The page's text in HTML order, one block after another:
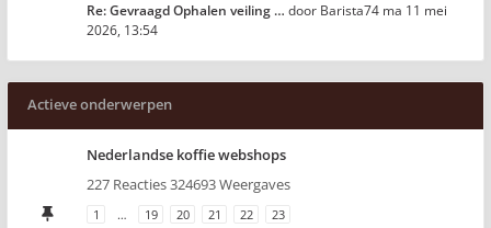
Re: Gevraagd Ophalen veiling … door Barista74 ma 11 mei
2026, 13:54
Actieve onderwerpen
Nederlandse koffie webshops
227 Reacties 324693 Weergaves
1 … 19 20 21 22 23